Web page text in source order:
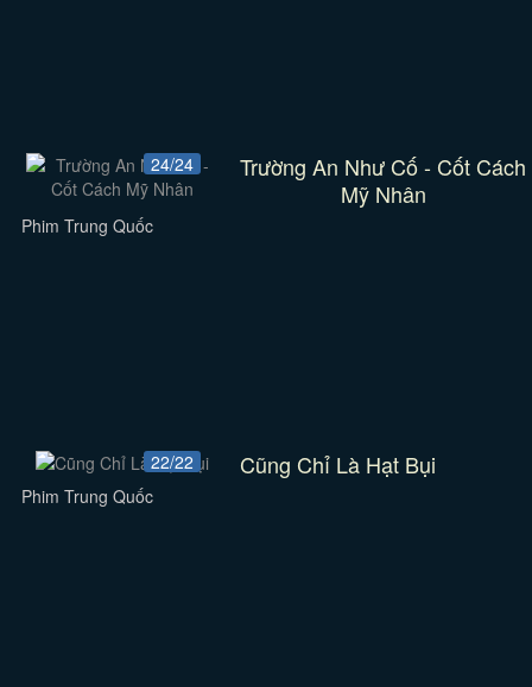
24/24
Trường An Như Cố - Cốt Cách
Mỹ Nhân
Phim Trung Quốc
22/22 Cũng Chỉ Là Hạt Bụi
Phim Trung Quốc